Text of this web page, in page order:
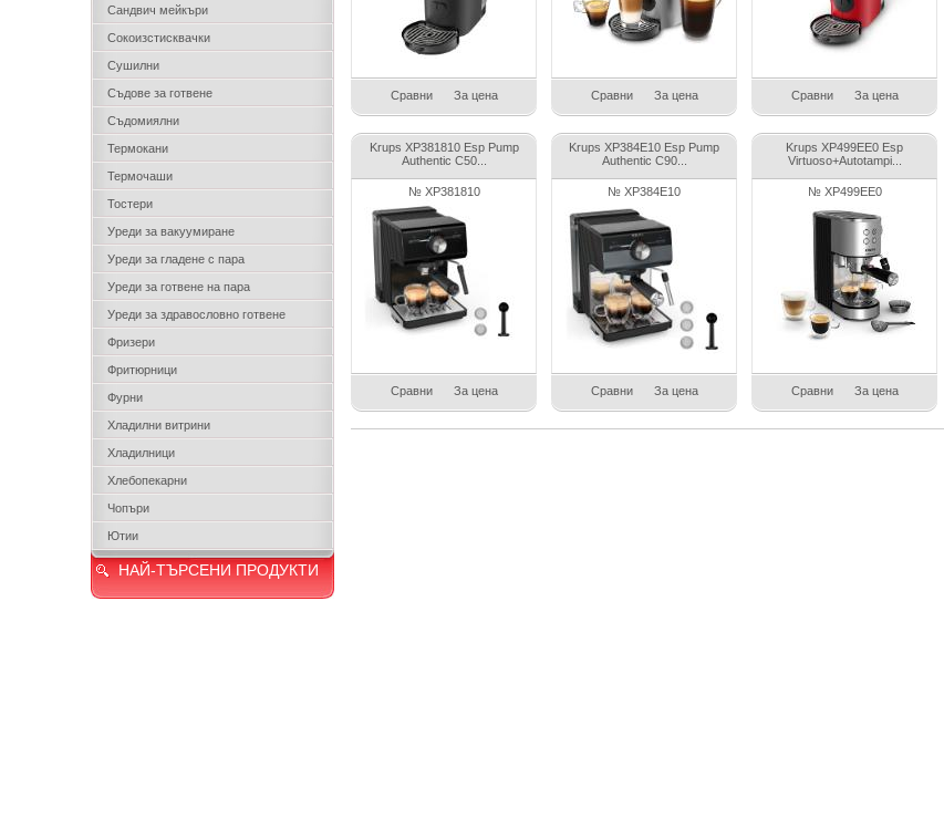
Сандвич мейкъри
Сокоизстисквачки
Сушилни
Съдове за готвене
Съдомиялни
Термокани
Термочаши
Тостери
Уреди за вакуумиране
Уреди за гладене с пара
Уреди за готвене на пара
Уреди за здравословно готвене
Фризери
Фритюрници
Фурни
Хладилни витрини
Хладилници
Хлебопекарни
Чопъри
Ютии
НАЙ-ТЪРСЕНИ ПРОДУКТИ
Сравни За цена Сравни За цена Сравни За цена
Krups XP381810 Esp Pump
Authentic C50...
№ XP381810
Сравни За цена
Krups XP384E10 Esp Pump
Authentic C90...
№ XP384E10
Сравни За цена
Krups XP499EE0 Esp
Virtuoso+Autotampi...
№ XP499EE0
Сравни За цена